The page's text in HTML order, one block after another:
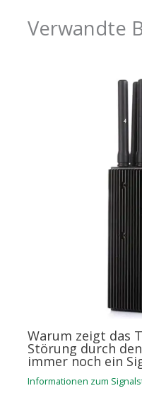
Verwandte
Warum zeigt das
Störung durch
immer noch ein
Informationen zum